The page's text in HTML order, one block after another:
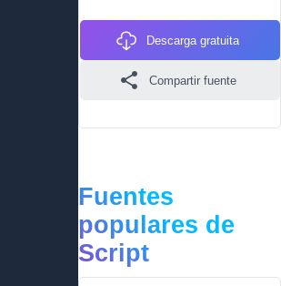
Descarga gratuita
Compartir fuente
Fuentes
populares de
Script